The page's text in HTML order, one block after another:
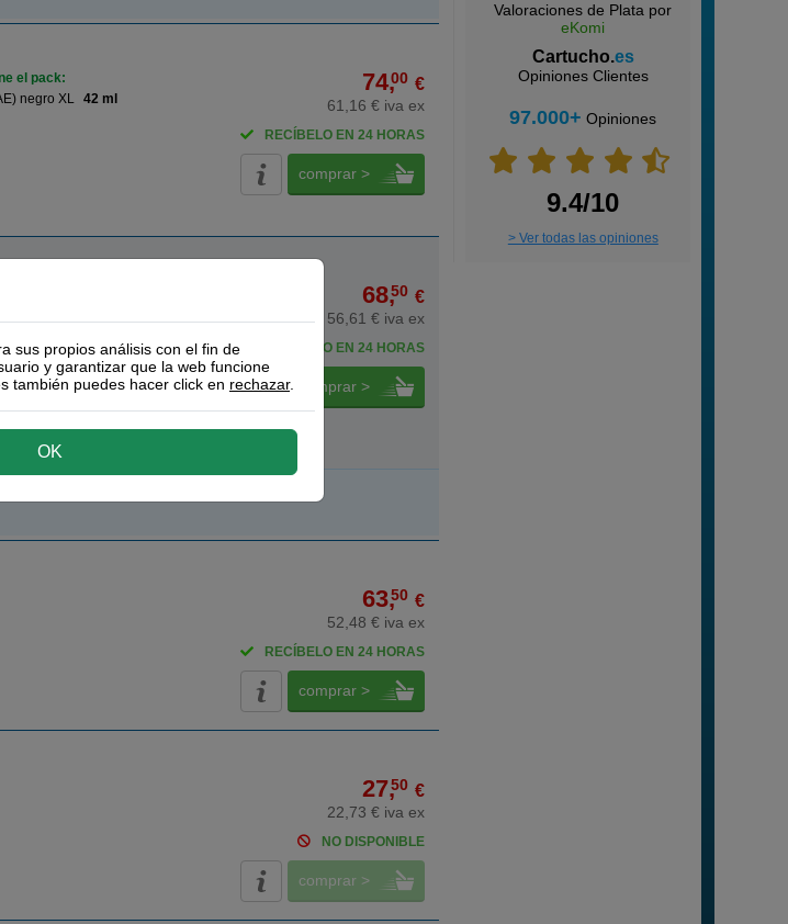
Valoraciones de Plata por
eKomi
Cartucho.es
Opiniones Clientes
97.000+ Opiniones
9.4/10
> Ver todas las opiniones
el pack:
negro XL 42 ml
74,00 €
61,16 € iva ex
RECÍBELO EN 24 HORAS
comprar >
el pack:
XL
color XL
68,50 €
56,61 € iva ex
RECÍBELO EN 24 HORAS
comprar >
63,50 €
52,48 € iva ex
RECÍBELO EN 24 HORAS
comprar >
27,50 €
22,73 € iva ex
NO DISPONIBLE
comprar >
sus propios análisis con el fin de
y garantizar que la web funcione
también puedes hacer click en rechazar.
OK